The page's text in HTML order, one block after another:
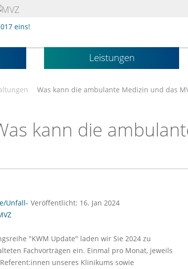
Leistungen
Was kann die ambulante Medizin und das
kann die
Veröffentlicht: 16. Jan 2024
Unfall-
"KWM Update" laden wir Sie 2024 zu
Fachvorträgen ein. Einmal pro Monat, jeweils
unseres Klinikums sowie